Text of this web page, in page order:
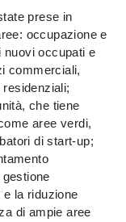
prese in
occupazione e
nuovi occupati e
commerciali,
che tiene
aree verdi,
di start-up;
la riduzione
di ampie aree